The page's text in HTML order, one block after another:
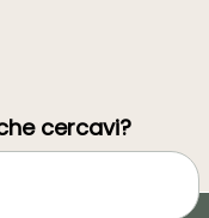
cercavi?